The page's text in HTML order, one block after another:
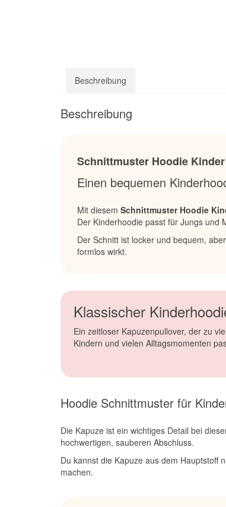
Beschreibung
Beschreibung
Schnittmuster Hoodie
Einen bequemen
Mit diesem Schnittmuster Hoodie
Der Kinderhoodie passt für Jungs und
Der Schnitt ist locker und bequem,
formlos wirkt.
Klassischer
Ein zeitloser Kapuzenpullover, der zu
Kindern und vielen Alltagsmomenten
Hoodie Schnittmuster für
Die Kapuze ist ein wichtiges Detail bei
hochwertigen, sauberen Abschluss.
Du kannst die Kapuze aus dem Hauptstoff
machen.